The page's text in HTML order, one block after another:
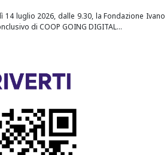
14 luglio 2026, dalle 9.30, la Fondazione Ivano
di COOP GOING DIGITAL...